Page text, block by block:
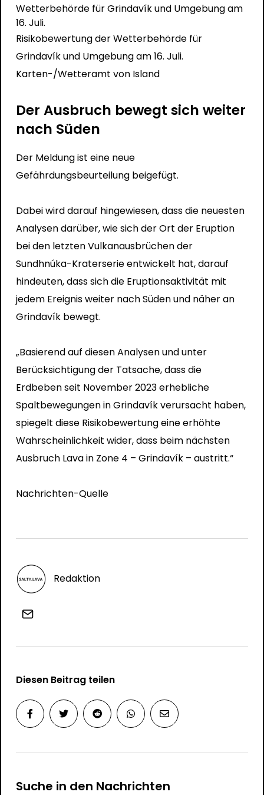
Risikobewertung der Wetterbehörde für
Grindavík und Umgebung am 16. Juli.
Karten-/Wetteramt von Island
Der Ausbruch bewegt sich weiter
nach Süden
Der Meldung ist eine neue
Gefährdungsbeurteilung beigefügt.
Dabei wird darauf hingewiesen, dass die neuesten
Analysen darüber, wie sich der Ort der Eruption
bei den letzten Vulkanausbrüchen der
Sundhnúka-Kraterserie entwickelt hat, darauf
hindeuten, dass sich die Eruptionsaktivität mit
jedem Ereignis weiter nach Süden und näher an
Grindavík bewegt.
„Basierend auf diesen Analysen und unter
Berücksichtigung der Tatsache, dass die
Erdbeben seit November 2023 erhebliche
Spaltbewegungen in Grindavík verursacht haben,
spiegelt diese Risikobewertung eine erhöhte
Wahrscheinlichkeit wider, dass beim nächsten
Ausbruch Lava in Zone 4 – Grindavík – austritt.“
Nachrichten-Quelle
Redaktion
Diesen Beitrag teilen
Suche in den Nachrichten